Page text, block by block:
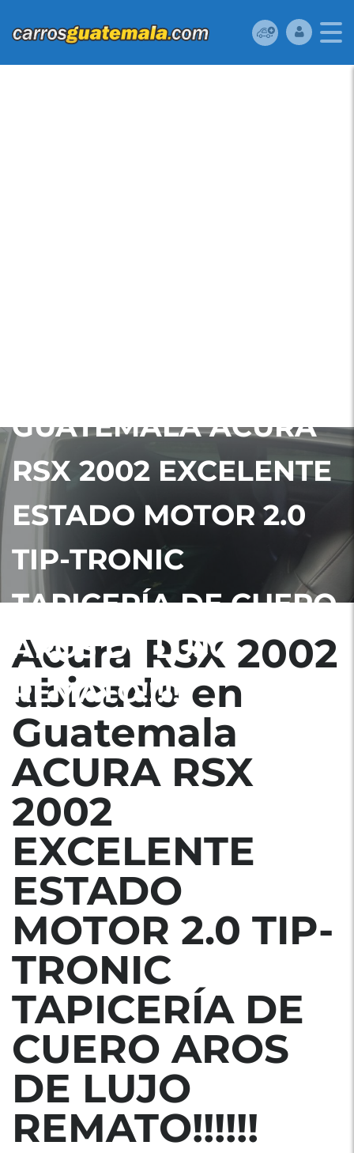
GUATEMALA ACURA
RSX 2002 EXCELENTE
ESTADO MOTOR 2.0
TIP-TRONIC
TAPICERÍA DE CUERO
AROS DE LUJO
REMATO!!!!!!
Acura RSX 2002
ubicado en
Guatemala
ACURA RSX
2002
EXCELENTE
ESTADO
MOTOR 2.0 TIP-
TRONIC
TAPICERÍA DE
CUERO AROS
DE LUJO
REMATO!!!!!!